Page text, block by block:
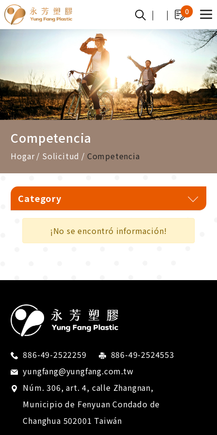
0
Competencia
Hogar Solicitud Competencia
Transporte urbano
A campo traviesa
Industria de la bicicleta
Electrónica
Dispositivos médicos
Industria de herramientas
Industria del calzado
¡No se encontró información!
886-49-2522259
886-49-2524553
yungfang@yungfang.com.tw
Núm. 306, art. 4, calle Zhangnan,
Municipio de Fenyuan Condado de
Changhua 502001 Taiwán
Panel de gestión de cookies